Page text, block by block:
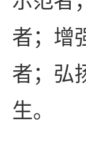
者；增
者；弘
生。